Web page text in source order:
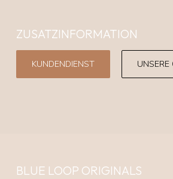
ZUSATZINFORMATION
KUNDENDIENST UNSERE
BLUE LOOP ORIGINALS